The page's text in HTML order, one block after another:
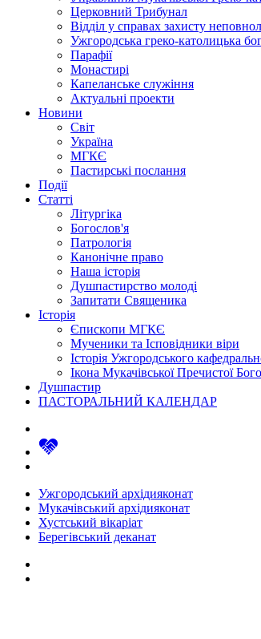
Церковний Трибунал
Відділ у справах захисту
Ужгородська греко-католицька
Парафії
Монастирі
Капеланське служіння
Актуальні проекти
Новини
Світ
Україна
МГКЄ
Пастирські послання
Події
Статті
Літургіка
Богослов'я
Патрологія
Канонічне право
Наша історія
Душпастирство молоді
Запитати Священика
Історія
Єпископи МГКЄ
Мученики та Ісповідники віри
Історія Ужгородського
Ікона Мукачівської Пречистої
Душпастир
ПАСТОРАЛЬНИЙ КАЛЕНДАР
Ужгородський архідияконат
Мукачівський архідияконат
Хустський вікаріат
Берегівський деканат